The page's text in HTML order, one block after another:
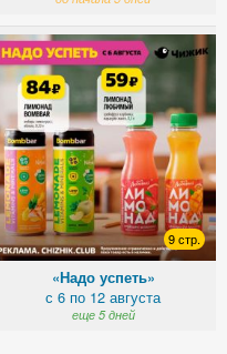
9 стр.
«Надо успеть»
с 6 по 12 августа
еще 5 дней